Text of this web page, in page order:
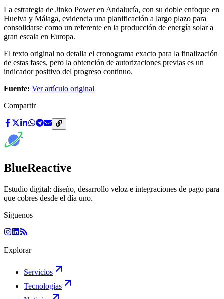
La estrategia de Jinko Power en Andalucía, con su doble enfoque en
Huelva y Málaga, evidencia una planificación a largo plazo para
consolidarse como un referente en la producción de energía solar a
gran escala en Europa.
El texto original no detalla el cronograma exacto para la finalización
de estas fases, pero la obtención de autorizaciones previas es un
indicador positivo del progreso continuo.
Fuente: Ver artículo original
Compartir
BlueReactive
Estudio digital: diseño, desarrollo veloz e integraciones de pago para
que cobres desde el día uno.
Síguenos
Explorar
Servicios
Tecnologías